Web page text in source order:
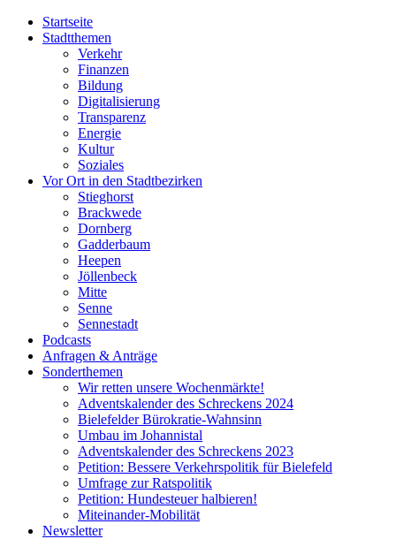
Startseite
Stadtthemen
Verkehr
Finanzen
Bildung
Digitalisierung
Transparenz
Energie
Kultur
Soziales
Vor Ort in den Stadtbezirken
Stieghorst
Brackwede
Dornberg
Gadderbaum
Heepen
Jöllenbeck
Mitte
Senne
Sennestadt
Podcasts
Anfragen & Anträge
Sonderthemen
Wir retten unsere Wochenmärkte!
Adventskalender des Schreckens 2024
Bielefelder Bürokratie-Wahnsinn
Umbau im Johannistal
Adventskalender des Schreckens 2023
Petition: Bessere Verkehrspolitik für Bielefeld​​
Umfrage zur Ratspolitik
Petition: Hundesteuer halbieren!
Miteinander-Mobilität
Newsletter